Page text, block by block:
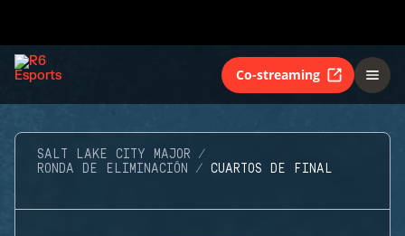
Co-streaming
SALT LAKE CITY MAJOR
RONDA DE ELIMINACIÓN
CUARTOS DE FINAL